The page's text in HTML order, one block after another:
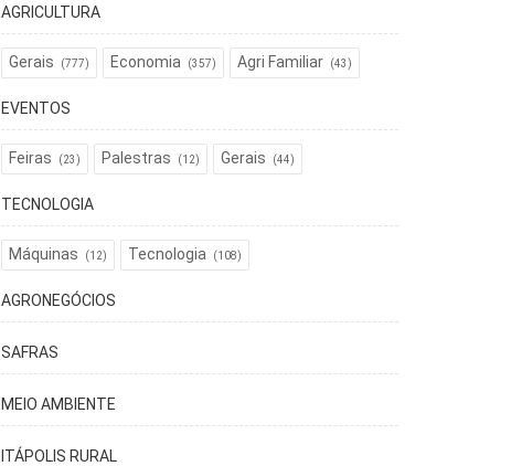
AGRICULTURA
Gerais (777) Economia (357) Agri Familiar (43)
EVENTOS
Feiras (23) Palestras (12) Gerais (44)
TECNOLOGIA
Máquinas (12) Tecnologia (108)
AGRONEGÓCIOS
SAFRAS
MEIO AMBIENTE
ITÁPOLIS RURAL